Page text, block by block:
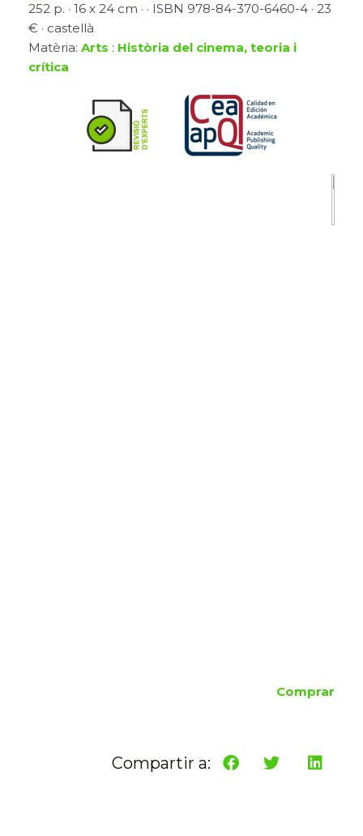
252 p. · 16 x 24 cm · · ISBN 978-84-370-6460-4 · 23
€ · castellà
Matèria: Arts : Història del cinema, teoria i
crítica
Comprar
Compartir a: